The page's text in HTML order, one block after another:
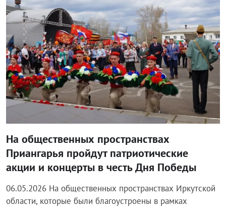
На общественных пространствах
Приангарья пройдут патриотические
акции и концерты в честь Дня Победы
06.05.2026 На общественных пространствах Иркутской
области, которые были благоустроены в рамках